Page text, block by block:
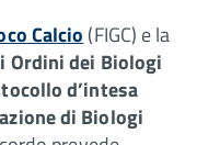
Calcio (FIGC) e la
Ordini dei Biologi
d’intesa
di Biologi